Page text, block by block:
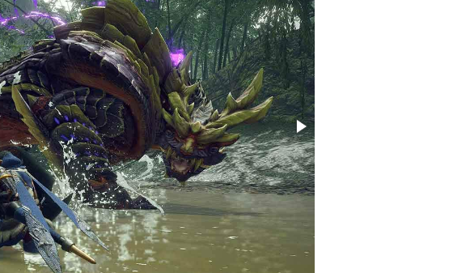
el destino de Kamura.
Monturas
el ciclo adictivo de "cazar, recolectar y forjar",
cambian drásticamente el ritmo del combate y la
de un insecto que lanza una seda ultra resistente,
en cualquier dirección. Esto no solo facilita la
cualquier montaña o estructura), sino que añade
del juego. Estas habilidades especiales consumen
devastadores o maniobras evasivas imposibles en